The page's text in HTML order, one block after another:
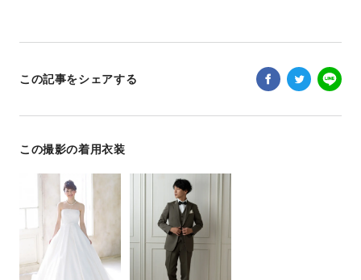
この記事をシェアする
この撮影の着用衣装